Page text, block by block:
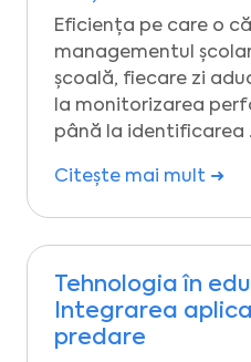
Eficiența pe care o
managementul
școală, fiecare zi
la monitorizarea
până la identificarea
Citește mai mult ➜
Tehnologia în
Integrarea
predare